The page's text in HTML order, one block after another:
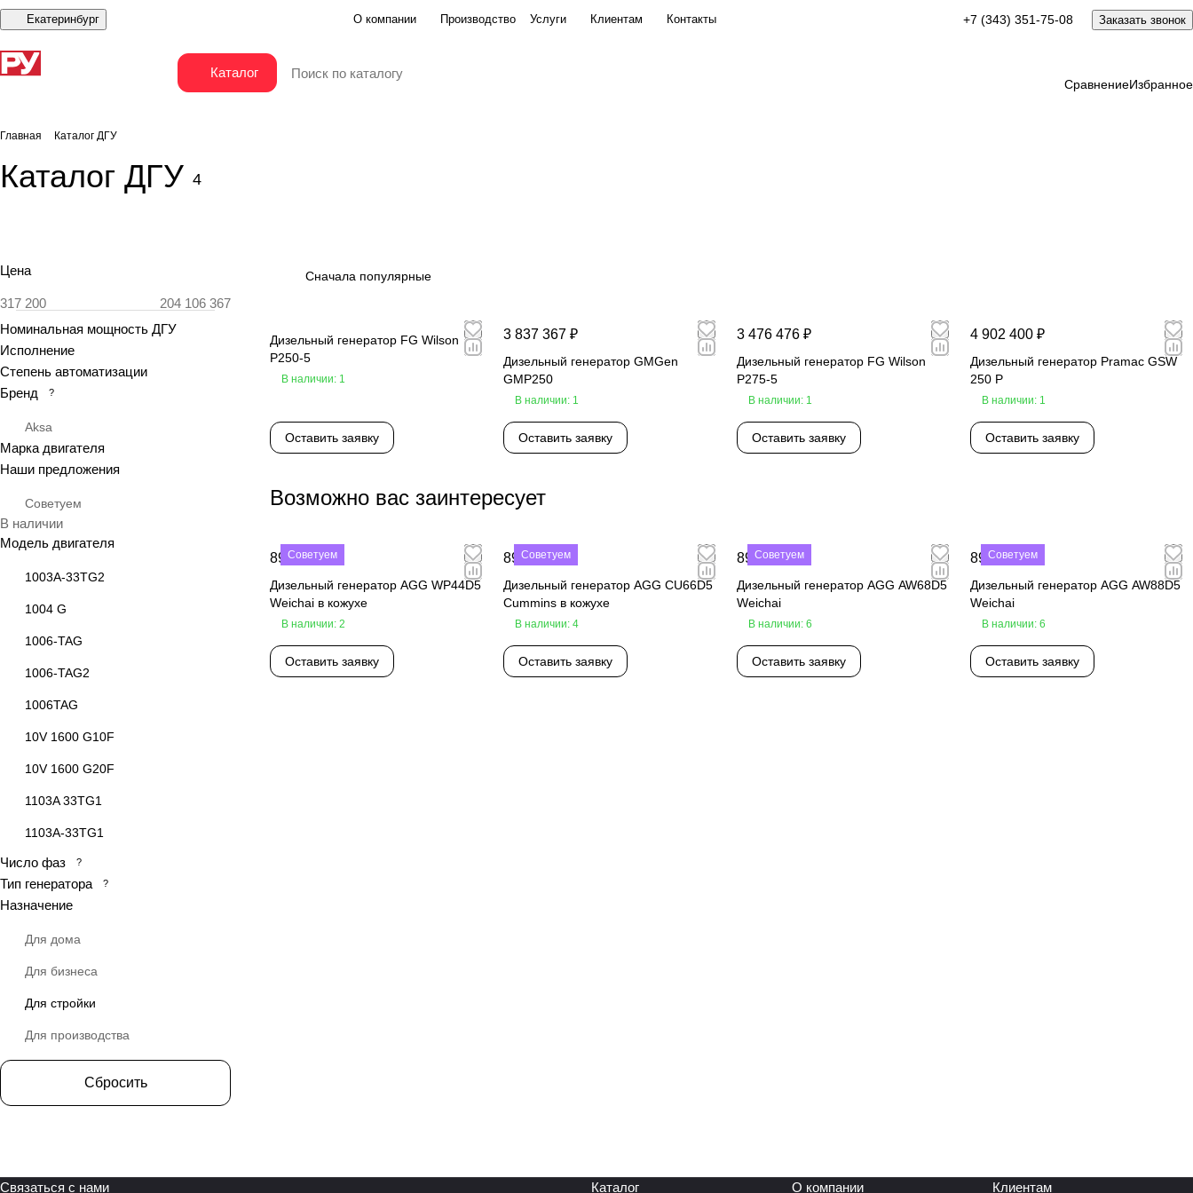
Екатеринбург О компании Производство Услуги Клиентам Контакты +7 (343) 351-75-08 Заказать звонок
Каталог
СравнениеИзбранное
Главная Каталог ДГУ
Каталог ДГУ 4
Сначала популярные
Дизельный генератор FG Wilson
P250-5
В наличии: 1
Оставить заявку
3 837 367 ₽
Дизельный генератор GMGen
GMP250
В наличии: 1
Оставить заявку
3 476 476 ₽
Дизельный генератор FG Wilson
P275-5
В наличии: 1
Оставить заявку
4 902 400 ₽
Дизельный генератор Pramac GSW
250 P
В наличии: 1
Оставить заявку
Возможно вас заинтересует
Советуем
890 000 ₽
Дизельный генератор AGG WP44D5
Weichai в кожухе
В наличии: 2
Оставить заявку
Советуем
890 000 ₽
Дизельный генератор AGG CU66D5
Cummins в кожухе
В наличии: 4
Оставить заявку
Советуем
890 000 ₽
Дизельный генератор AGG AW68D5
Weichai
В наличии: 6
Оставить заявку
Советуем
890 000 ₽
Дизельный генератор AGG AW88D5
Weichai
В наличии: 6
Оставить заявку
Цена
Номинальная мощность ДГУ
Исполнение
Степень автоматизации
Бренд
?
Aksa
Марка двигателя
Наши предложения
Советуем
В наличии
Модель двигателя
1003А-33TG2
1004 G
1006-TAG
1006-TAG2
1006TAG
10V 1600 G10F
10V 1600 G20F
1103A 33TG1
1103A-33TG1
1103A-33TG2
1104A-44TG2
1104C-44TAG
Число фаз ?
Тип генератора ?
Назначение
Для дома
Для бизнеса
Для стройки
Для производства
Сбросить
Связаться с нами Каталог О компании Клиентам